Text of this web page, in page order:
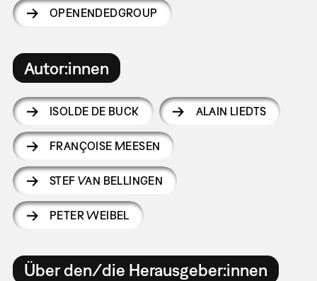
OPENENDEDGROUP
Autor:innen
ISOLDE DE BUCK ALAIN LIEDTS
FRANÇOISE MEESEN
STEF VAN BELLINGEN
PETER WEIBEL
Über den/die Herausgeber:innen